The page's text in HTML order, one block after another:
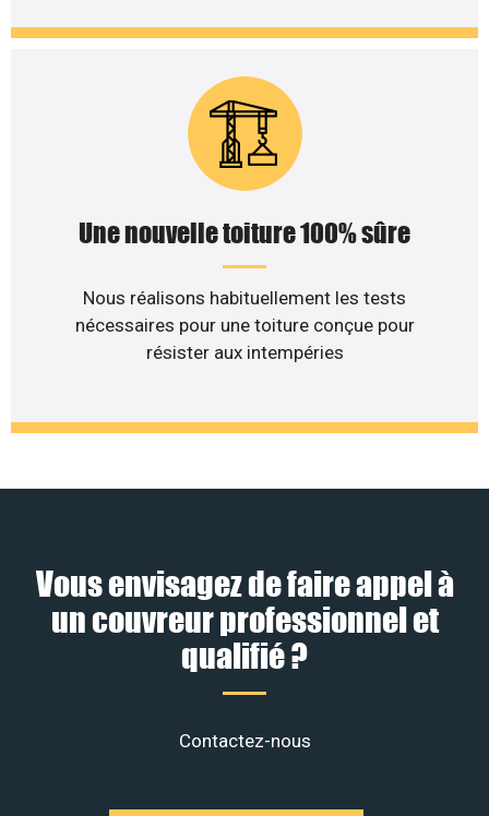
Une nouvelle toiture 100% sûre
Nous réalisons habituellement les tests
nécessaires pour une toiture conçue pour
résister aux intempéries
Vous envisagez de faire appel à
un couvreur professionnel et
qualifié ?
Contactez-nous